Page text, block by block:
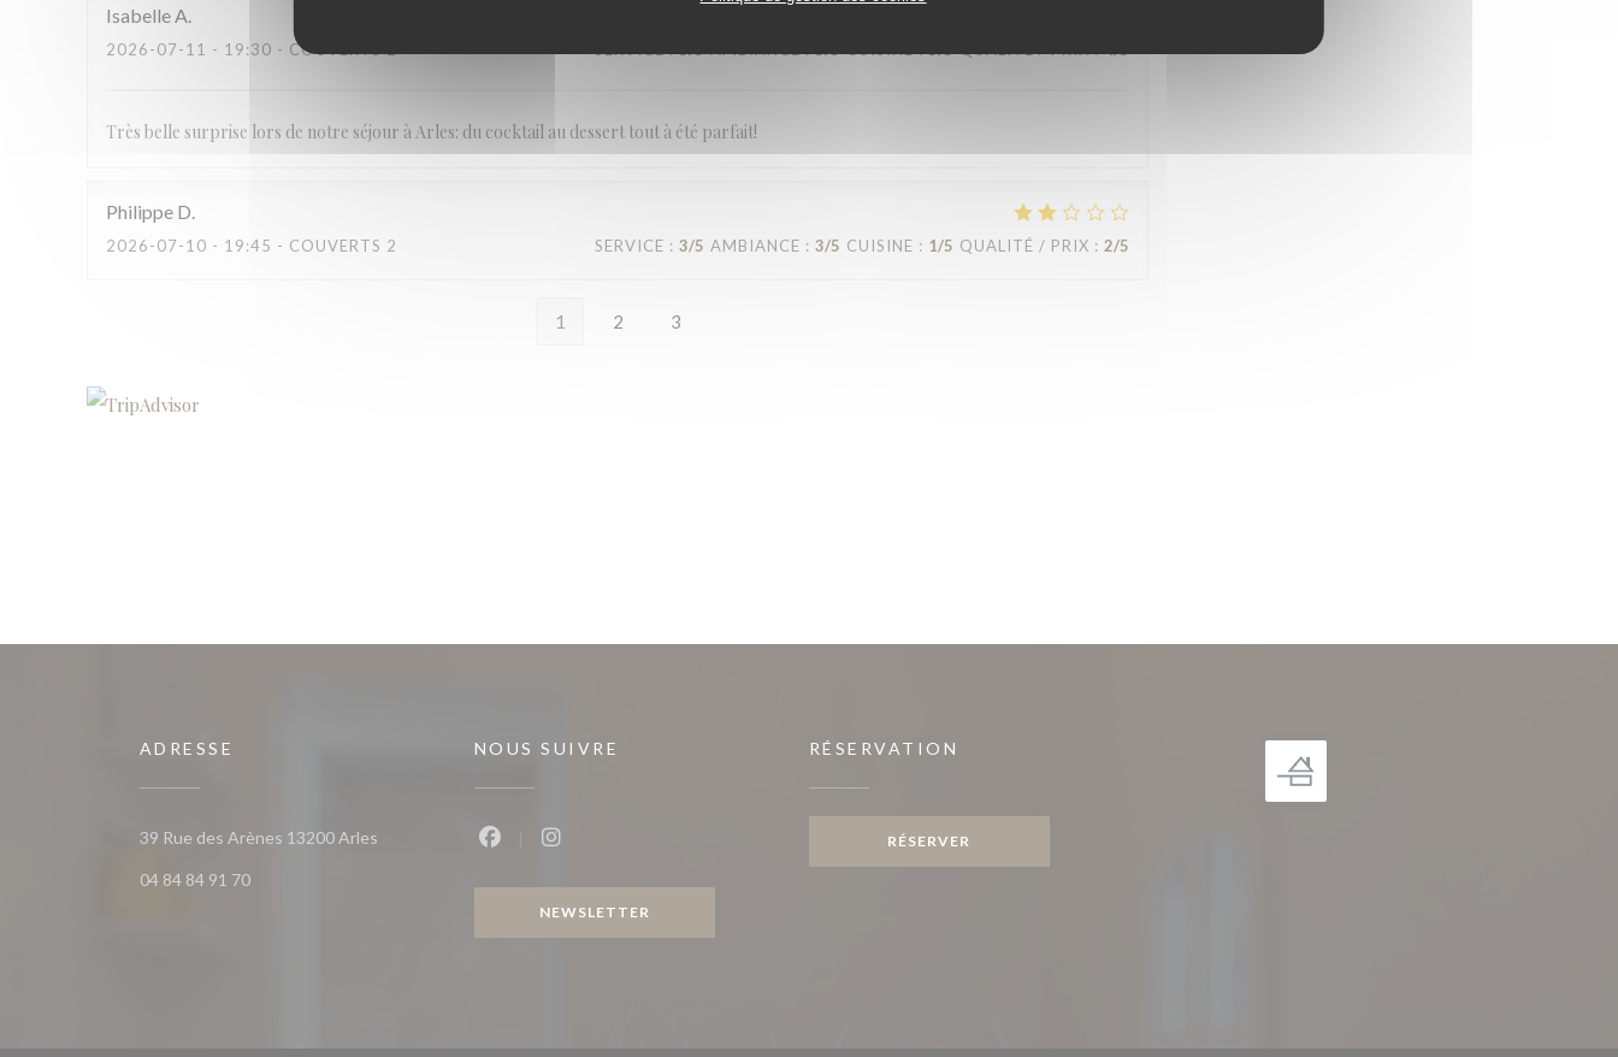
IsabelleA
2026-07-11 - 19:30 - COUVERTS 2
Très belle surprise lors de notre séjour à Arles: du cocktail au dessert tout à été parfait!
Philippe D
2026-07-10 - 19:45 - COUVERTS 2 SERVICE : 3/5 AMBIANCE : 3/5 CUISINE : 1/5 QUALITÉ / PRIX : 2/5
1 2 3
ADRESSE
39 Rue des Arènes 13200 Arles((ouvre une nouvelle fenêtre))
04 84 84 91 70
NOUS SUIVRE
NEWSLETTER
RÉSERVATION
RÉSERVER